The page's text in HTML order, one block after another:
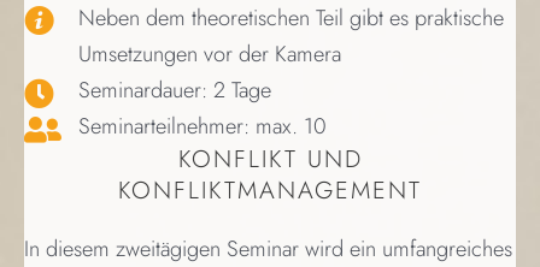
Neben dem theoretischen Teil gibt es praktische
Umsetzungen vor der Kamera
Seminardauer: 2 Tage
Seminarteilnehmer: max. 10
KONFLIKT UND
KONFLIKTMANAGEMENT
In diesem zweitägigen Seminar wird ein umfangreiches